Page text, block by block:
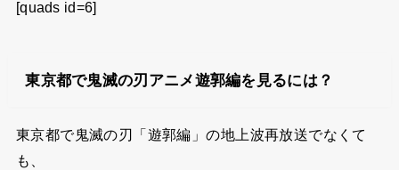
[quads id=6]
東京都で鬼滅の刃アニメ遊郭編を見るには？
東京都で鬼滅の刃「遊郭編」の地上波再放送でなくて
も、